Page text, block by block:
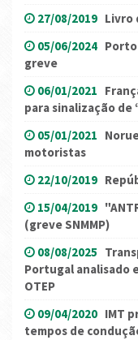
27/08/2019 Livro
05/06/2024
greve
06/01/2021
para sinalização de
05/01/2021
motoristas
22/10/2019
15/04/2019
(greve SNMMP)
08/08/2025
Portugal analisado
OTEP
09/04/2020 IMT
tempos de